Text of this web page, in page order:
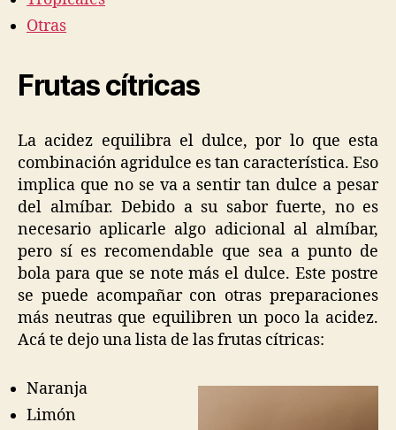
Otras
Frutas cítricas
La acidez equilibra el dulce, por lo que esta
combinación agridulce es tan característica. Eso
implica que no se va a sentir tan dulce a pesar
del almíbar. Debido a su sabor fuerte, no es
necesario aplicarle algo adicional al almíbar,
pero sí es recomendable que sea a punto de
bola para que se note más el dulce. Este postre
se puede acompañar con otras preparaciones
más neutras que equilibren un poco la acidez.
Acá te dejo una lista de las frutas cítricas:
Naranja
Limón